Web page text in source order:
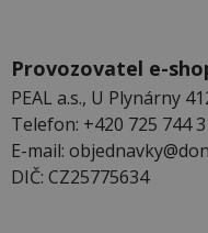
Provozovatel e-
PEAL a.s., U Plynárny
Telefon: +420 725 744
E-mail:
DIČ: CZ25775634